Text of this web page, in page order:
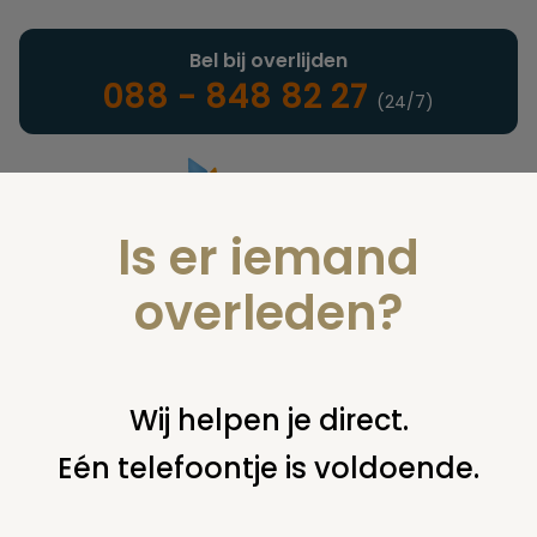
Landelijke uitvaartonderneming
Bel bij overlijden
088 - 848 82 27 (24/7)
U bent hier: home verzekeringen overige financiering uit
Is er iemand
overleden?
Wij helpen je direct.
Eén telefoontje is voldoende.